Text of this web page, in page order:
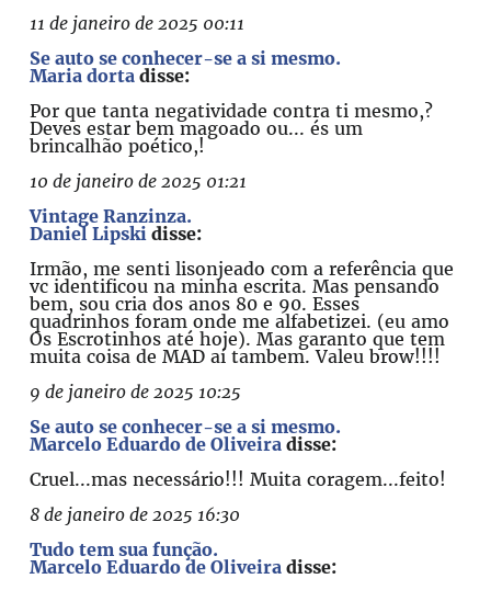
11 de janeiro de 2025 00:11
Se auto se conhecer-se a si mesmo.
Maria dorta disse:
Por que tanta negatividade contra ti mesmo,?
Deves estar bem magoado ou... és um
brincalhão poético,!
10 de janeiro de 2025 01:21
Vintage Ranzinza.
Daniel Lipski disse:
Irmão, me senti lisonjeado com a referência que
vc identificou na minha escrita. Mas pensando
bem, sou cria dos anos 80 e 90. Esses
quadrinhos foram onde me alfabetizei. (eu amo
Os Escrotinhos até hoje). Mas garanto que tem
muita coisa de MAD aí tambem. Valeu brow!!!!
9 de janeiro de 2025 10:25
Se auto se conhecer-se a si mesmo.
Marcelo Eduardo de Oliveira disse:
Cruel...mas necessário!!! Muita coragem...feito!
8 de janeiro de 2025 16:30
Tudo tem sua função.
Marcelo Eduardo de Oliveira disse: